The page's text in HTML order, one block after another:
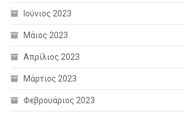
Ιούνιος 2023
Μάιος 2023
Απρίλιος 2023
Μάρτιος 2023
Φεβρουάριος 2023